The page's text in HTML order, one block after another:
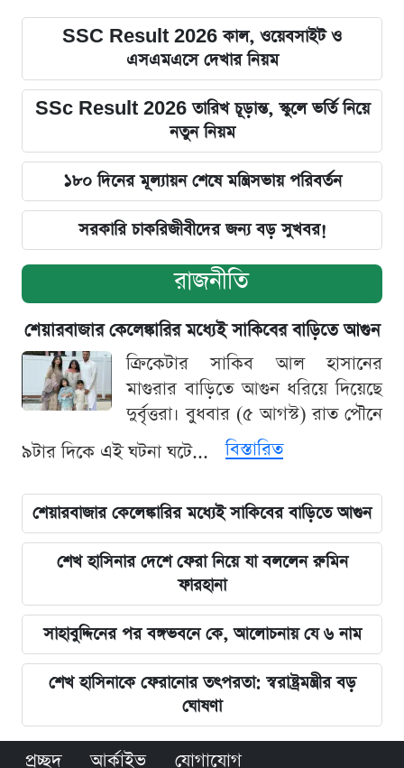
SSC Result 2026 কাল, ওয়েবসাইট ও
এসএমএসে দেখার নিয়ম
SSc Result 2026 তারিখ চূড়ান্ত, স্কুলে ভর্তি নিয়ে
নতুন নিয়ম
১৮০ দিনের মূল্যায়ন শেষে মন্ত্রিসভায় পরিবর্তন
সরকারি চাকরিজীবীদের জন্য বড় সুখবর!
রাজনীতি
শেয়ারবাজার কেলেঙ্কারির মধ্যেই সাকিবের বাড়িতে আগুন
ক্রিকেটার সাকিব আল হাসানের
মাগুরার বাড়িতে আগুন ধরিয়ে দিয়েছে
দুর্বৃত্তরা। বুধবার (৫ আগস্ট) রাত পৌনে
৯টার দিকে এই ঘটনা ঘটে...
বিস্তারিত
শেয়ারবাজার কেলেঙ্কারির মধ্যেই সাকিবের বাড়িতে আগুন
শেখ হাসিনার দেশে ফেরা নিয়ে যা বললেন রুমিন
ফারহানা
সাহাবুদ্দিনের পর বঙ্গভবনে কে, আলোচনায় যে ৬ নাম
শেখ হাসিনাকে ফেরানোর তৎপরতা: স্বরাষ্ট্রমন্ত্রীর বড়
ঘোষণা
প্রচ্ছদ আর্কাইভ যোগাযোগ